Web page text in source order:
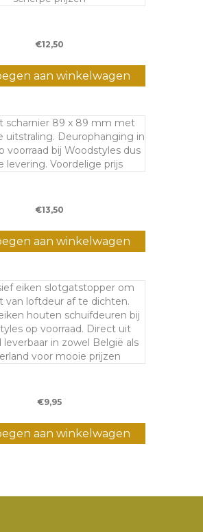
€12,50
aan winkelwagen
€13,50
aan winkelwagen
€9,95
aan winkelwagen